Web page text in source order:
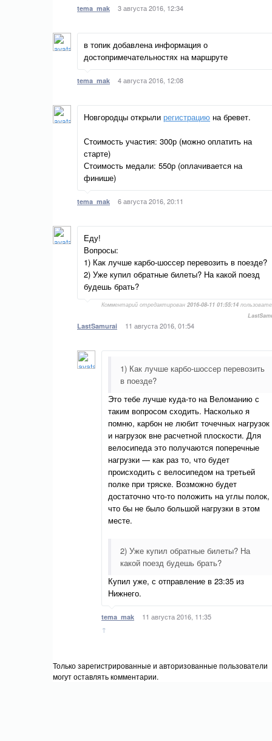
tema_mak 3 августа 2016, 12:34
в топик добавлена информация о
достопримечательностях на маршруте
tema_mak 4 августа 2016, 12:08
Новгородцы открыли регистрацию на бревет.
Стоимость участия: 300р (можно оплатить на
старте)
Стоимость медали: 550р (оплачивается на
финише)
tema_mak 6 августа 2016, 20:11
Еду!
Вопросы:
1) Как лучше карбо-шоссер перевозить в поезде?
2) Уже купил обратные билеты? На какой поезд
будешь брать?
Комментарий отредактирован 2016-08-11 01:55:14
LastSamurai 11 августа 2016, 01:54
1) Как лучше карбо-шоссер перевозить
в поезде?
Это тебе лучше куда-то на Веломанию с
таким вопросом сходить. Насколько я
помню, карбон не любит точечных нагрузок
и нагрузок вне расчетной плоскости. Для
велосипеда это получаются поперечные
нагрузки — как раз то, что будет
происходить с велосипедом на третьей
полке при тряске. Возможно будет
достаточно что-то положить на углы полок,
что бы не было большой нагрузки в этом
месте.
2) Уже купил обратные билеты? На
какой поезд будешь брать?
Купил уже, с отправление в 23:35 из
Нижнего.
tema_mak
11 августа 2016, 11:35
↑
Только зарегистрированные и авторизованные пользователи
могут оставлять комментарии.